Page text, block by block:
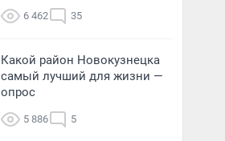
6 462 35
Какой район Новокузнецка
самый лучший для жизни —
опрос
5 886 5